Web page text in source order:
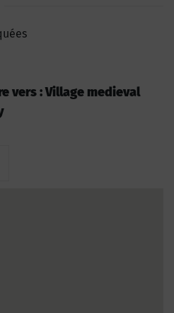
vers : Village medieval